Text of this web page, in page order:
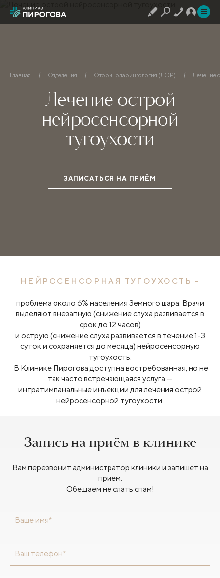
Главная Отделения Оториноларингология (ЛОР) Лечение
Лечение острой
нейросенсорной
тугоухости
ЗАПИСАТЬСЯ НА ПРИЁМ
НЕЙРОСЕНСОРНАЯ ТУГОУХОСТЬ -
проблема около 6% населения Земного шара. Врачи
выделяют внезапную (снижение слуха развивается в
срок до 12 часов)
и острую (снижение слуха развивается в течение 1-3
суток и сохраняется до месяца) нейросенсорную
тугоухость.
В Клинике Пирогова доступна востребованная, но не
так часто встречающаяся услуга —
интратимпанальные инъекции для лечения острой
нейросенсорной тугоухости.
Запись на приём в клинике
Вам перезвонит администратор клиники и запишет на
приём.
Обещаем не слать спам!
Ваше имя*
Ваш телефон*